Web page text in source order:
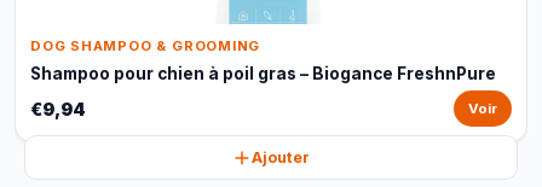
DOG SHAMPOO & GROOMING
Shampoo pour chien à poil gras – Biogance FreshnPure
€9,94 Voir
Ajouter